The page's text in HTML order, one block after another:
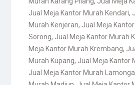
Jual Meja Kantor Murah Kendari,
Murah Kenjeran, Jual Meja
Sorong, Jual Meja Kantor Murah
Meja Kantor Murah Krembang,
Murah Kupang, Jual Meja Kantor
Jual Meja Kantor Murah